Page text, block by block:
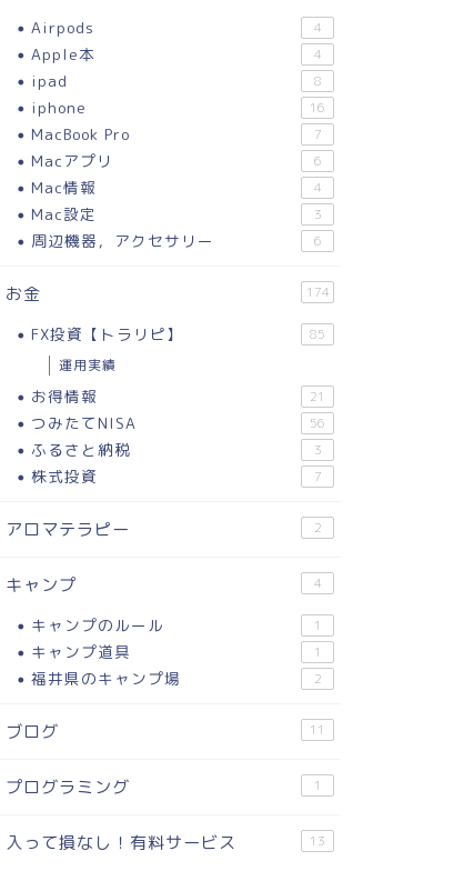
Airpods 4
Apple本 4
ipad 8
iphone 16
MacBook Pro 7
Macアプリ 6
Mac情報 4
Mac設定 3
周辺機器，アクセサリー 6
お金 174
FX投資【トラリピ】 85
運用実績
お得情報 21
つみたてNISA 56
ふるさと納税 3
株式投資 7
アロマテラピー 2
キャンプ 4
キャンプのルール 1
キャンプ道具 1
福井県のキャンプ場 2
ブログ 11
プログラミング 1
入って損なし！有料サービス 13